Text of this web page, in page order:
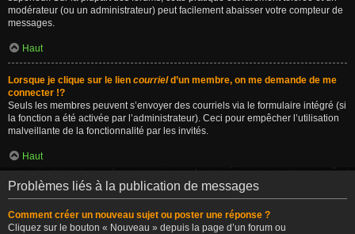
modérateur (ou un administrateur) peut facilement abaisser votre compteur de
messages.
Haut
Lorsque je clique sur le lien courrield’un membre, on me demande de me
connecter !?
Seuls les membres peuvent s’envoyer des courriels via le formulaire intégré (si
la fonction a été activée par l’administrateur). Ceci pour empêcher l’utilisation
malveillante de la fonctionnalité par les invités.
Haut
Problèmes liés à la publication de messages
Comment créer un nouveau sujet ou poster une réponse ?
Cliquez sur le bouton « Nouveau » depuis la page d’un forum ou